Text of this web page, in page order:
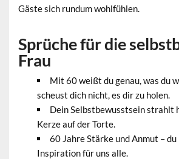
Gäste sich rundum wohlfühlen.
Sprüche für die
Frau
Mit 60 weißt du genau, was du
scheust dich nicht, es dir zu holen.
Dein Selbstbewusstsein strahlt
Kerze auf der Torte.
60 Jahre Stärke und Anmut –
Inspiration für uns alle.